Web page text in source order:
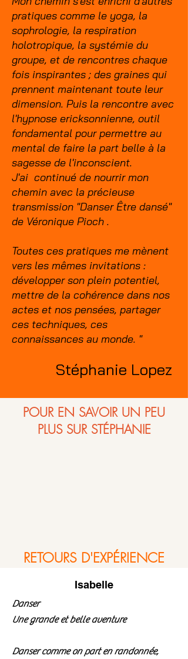
pratiques comme le yoga, la
sophrologie, la respiration
holotropique, la systémie du
groupe, et de rencontres chaque
fois inspirantes ; des graines qui
prennent maintenant toute leur
dimension. Puis la rencontre avec
l'hypnose ericksonnienne, outil
fondamental pour permettre au
mental de faire la part belle à la
sagesse de l'inconscient.
J'ai continué de nourrir mon
chemin avec la précieuse
transmission "Danser Être dansé"
de Véronique Pioch .
Toutes ces pratiques me mènent
vers les mêmes invitations :
développer son plein potentiel,
mettre de la cohérence dans nos
actes et nos pensées, partager
ces techniques, ces
connaissances au monde. "
Stéphanie Lopez
POUR EN SAVOIR UN PEU
PLUS SUR STÉPHANIE
RETOURS D'EXPÉRIENCE
Isabelle
Danser
Une grande et belle aventure
Danser comme on part en randonnée,